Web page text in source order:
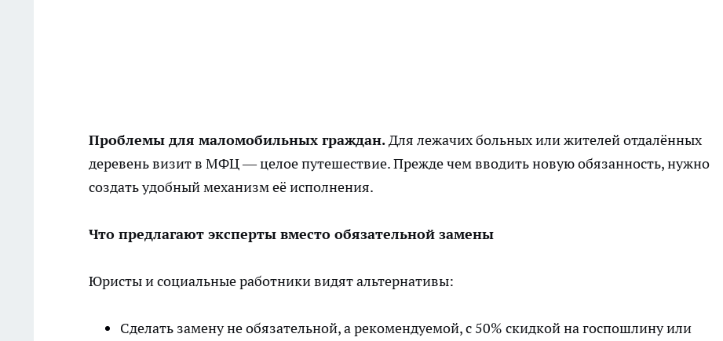
Проблемы для маломобильных граждан.Для лежачих больных или жителей отдалённых
деревень визит в МФЦ — целое путешествие. Прежде чем вводить новую обязанность, нужно
создать удобный механизм её исполнения.
Что предлагают эксперты вместо обязательной замены
Юристы и социальные работники видят альтернативы:
Сделать замену не обязательной, а рекомендуемой, с 50% скидкой на госпошлину или